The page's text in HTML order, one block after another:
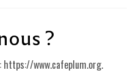
?
https://www.cafeplum.org.